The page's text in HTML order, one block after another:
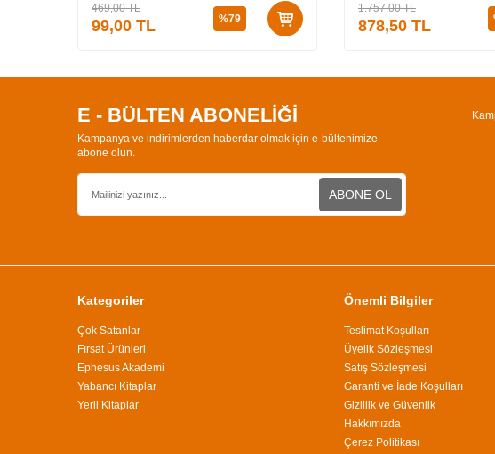
469,00TL
99,00 TL %79
1.757,00TL
878,50 TL
E - BÜLTEN ABONELİĞİ
Kampanya ve indirimlerden haberdar olmak için e-bültenimize
abone olun.
ABONE OL
Kategoriler
Çok Satanlar
Fırsat Ürünleri
Ephesus Akademi
Yabancı Kitaplar
Yerli Kitaplar
Önemli Bilgiler
Teslimat Koşulları
Üyelik Sözleşmesi
Satış Sözleşmesi
Garanti ve İade Koşulları
Gizlilik ve Güvenlik
Hakkımızda
Çerez Politikası